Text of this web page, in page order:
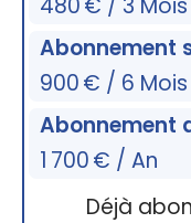
480 € / 3 Mois
Abonnement
900 € / 6 Mois
Abonnement
1 700 € / An
Déjà